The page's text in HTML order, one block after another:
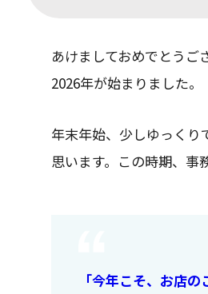
あけましておめでとうご
2026年が始まりました。
年末年始、少しゆっくり
思います。この時期、事
「今年こそ、お店